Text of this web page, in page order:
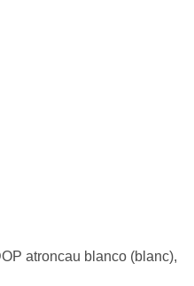
atroncau blanco (blanc),